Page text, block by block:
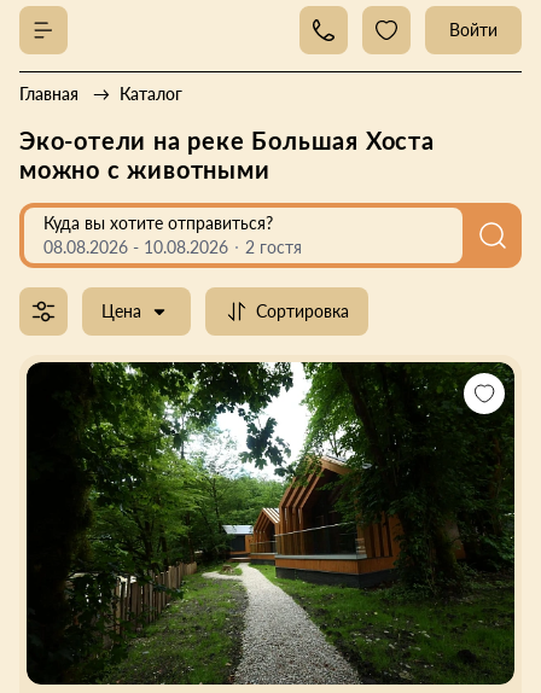
Войти
Главная Каталог
Эко-отели на реке Большая Хоста
можно с животными
Куда вы хотите отправиться?
08.08.2026 - 10.08.2026 2 гостя
Цена Сортировка